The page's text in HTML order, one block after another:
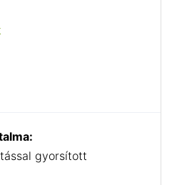
gyorsított